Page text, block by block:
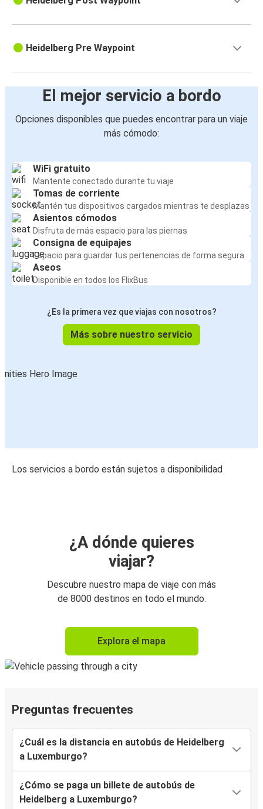
Heidelberg Pre Waypoint
El mejor servicio a bordo
Opciones disponibles que puedes encontrar para un viaje
más cómodo:
WiFi gratuito
Mantente conectado durante tu viaje
Tomas de corriente
Mantén tus dispositivos cargados mientras te desplazas
Asientos cómodos
Disfruta de más espacio para las piernas
Consigna de equipajes
Espacio para guardar tus pertenencias de forma segura
Aseos
Disponible en todos los FlixBus
¿Es la primera vez que viajas con nosotros?
Más sobre nuestro servicio
Los servicios a bordo están sujetos a disponibilidad
¿A dónde quieres
viajar?
Descubre nuestro mapa de viaje con más
de 8000 destinos en todo el mundo.
Explora el mapa
Preguntas frecuentes
¿Cuál es la distancia en autobús de Heidelberg
a Luxemburgo?
¿Cómo se paga un billete de autobús de
Heidelberg a Luxemburgo?